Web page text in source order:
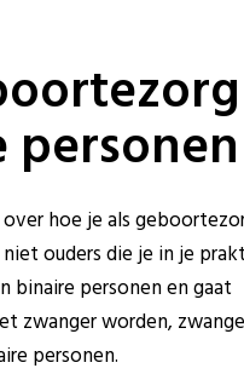
hoe je als
ouders die je in je
binaire personen en gaat
zwanger worden,
personen.